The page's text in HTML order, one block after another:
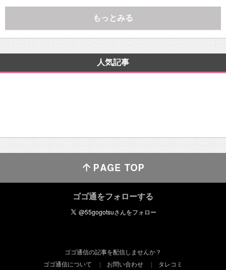
もっとみる
人気記事
ゴゴ通をフォローする
ゴゴ通信の記事を配信しませんか？
ゴゴ通信について
お問い合わせ タレコミ